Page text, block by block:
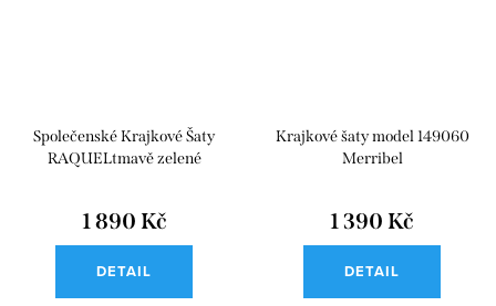
Společenské Krajkové Šaty
RAQUELtmavě zelené
1 890 Kč
DETAIL
Krajkové šaty model 149060
Merribel
1 390 Kč
DETAIL